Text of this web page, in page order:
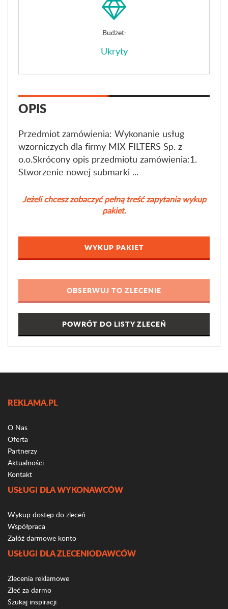
Budżet:
Ukryty
OPIS
Przedmiot zamówienia: Wykonanie usług
wzorniczych dla firmy MIX FILTERS Sp. z
o.o.Skrócony opis przedmiotu zamówienia:1.
Stworzenie nowej submarki ...
Jeżeli chcesz zobaczyć pełną treść zapytania wykup
pakiet.
WYKUP PAKIET
POWRÓT DO LISTY ZLECEŃ
REKLAMA.PL
O Nas
Oferta
Partnerzy
Aktualności
Kontakt
USŁUGI DLA WYKONAWCÓW
Wykup dostęp do zleceń
Współpraca
Załóż darmowe konto
USŁUGI DLA ZLECENIODAWCÓW
Zlecenia reklamowe
Zleć za darmo
Szukaj inspiracji